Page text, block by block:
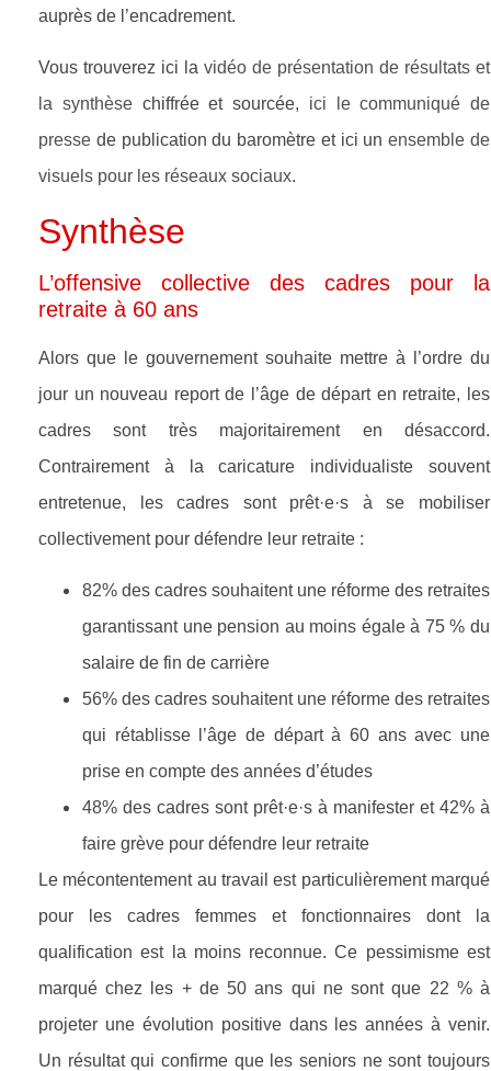
auprès de l’encadrement.
Vous trouverez ici la vidéo de présentation de résultats et
la synthèsechiffrée et sourcée, ici le communiqué de
presse de publication du baromètre et ici unensemble de
visuels pour les réseaux sociaux.
Synthèse
L’offensive collective des cadres pour la
retraite à 60 ans
Alors que le gouvernement souhaite mettre à l’ordre du
jour un nouveau report de l’âge de départ en retraite, les
cadres sont très majoritairement en désaccord.
Contrairement à la caricature individualiste souvent
entretenue, les cadres sont prêt·e·s à se mobiliser
collectivement pour défendre leur retraite :
82% des cadres souhaitent une réforme des retraites
garantissant une pension au moins égale à 75 % du
salaire de fin de carrière
56% des cadres souhaitent une réforme des retraites
qui rétablisse l’âge de départ à 60 ans avec une
prise en compte des années d’études
48% des cadres sont prêt·e·s à manifester et 42% à
faire grève pour défendre leur retraite
Le mécontentement au travail est particulièrement marqué
pour les cadres femmes et fonctionnaires dont la
qualification est la moins reconnue. Ce pessimisme est
marqué chez les + de 50 ans qui ne sont que 22 % à
projeter une évolution positive dans les années à venir.
Un résultat qui confirme que les seniors ne sont toujours